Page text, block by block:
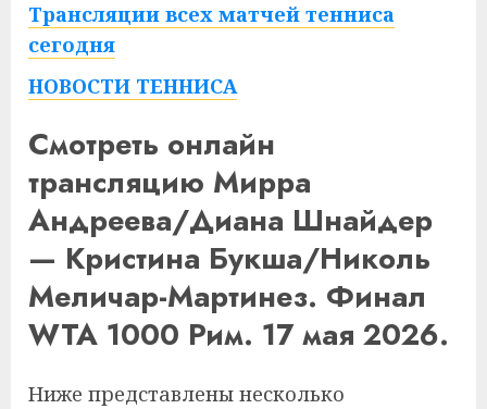
Трансляции всех матчей тенниса
сегодня
НОВОСТИ ТЕННИСА
Смотреть онлайн
трансляцию Мирра
Андреева/Диана Шнайдер
— Кристина Букша/Николь
Меличар-Мартинез. Финал
WTA 1000 Рим. 17 мая 2026.
Ниже представлены несколько